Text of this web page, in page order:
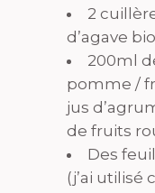
2
d’agave bio
200ml
pomme /
jus
de fruits
Des
(j’ai utilisé